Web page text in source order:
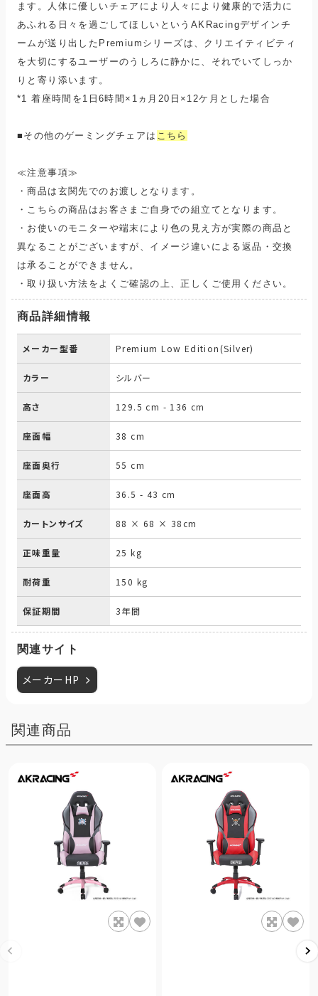
ます。人体に優しいチェアにより人々により健康的で活力に
あふれる日々を過ごしてほしいというAKRacingデザインチ
ームが送り出したPremiumシリーズは、クリエイティビティ
を大切にするユーザーのうしろに静かに、それでいてしっか
りと寄り添います。
*1 着座時間を1日6時間×1ヵ月20日×12ケ月とした場合
■その他のゲーミングチェアは こちら
≪注意事項≫
・商品は玄関先でのお渡しとなります。
・こちらの商品はお客さまご自身での組立てとなります。
・お使いのモニターや端末により色の見え方が実際の商品と
異なることがございますが、イメージ違いによる返品・交換
は承ることができません。
・取り扱い方法をよくご確認の上、正しくご使用ください。
商品詳細情報
メーカー型番 Premium Low Edition(Silver)
カラー シルバー
高さ 129.5 cm - 136 cm
座面幅 38 cm
座面奥行 55 cm
座面高 36.5 - 43 cm
カートンサイズ 88 × 68 × 38cm
正味重量 25 kg
耐荷重 150 kg
保証期間 3年間
関連サイト
メーカーHP
関連商品